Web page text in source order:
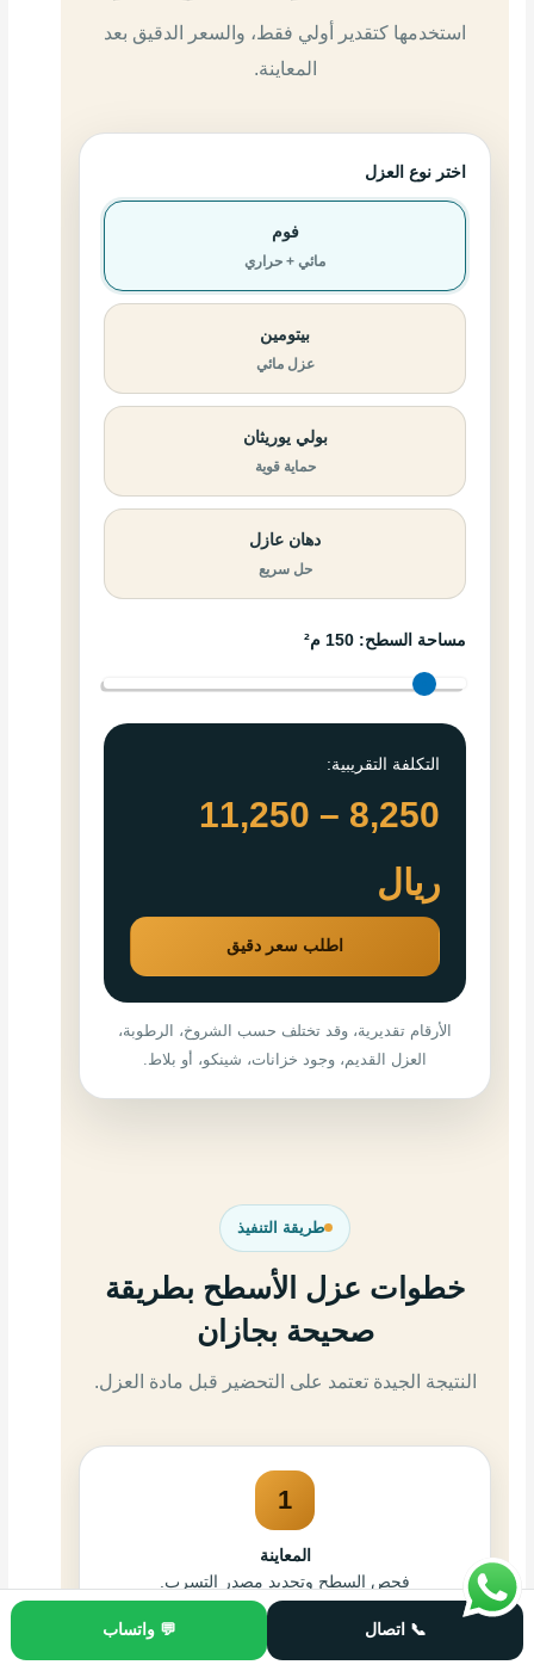
استخدمها كتقدير أولي فقط، والسعر الدقيق بعد
المعاينة.
اختر نوع العزل
فوم
مائي + حراري
بيتومين
عزل مائي
بولي يوريثان
حماية قوية
دهان عازل
حل سريع
مساحة السطح:150 م²
التكلفة التقريبية:
8,250
–
11,250
ريال
اطلب سعر دقيق
الأرقام تقديرية، وقد تختلف حسب الشروخ، الرطوبة،
العزل القديم، وجود خزانات، شينكو، أو بلاط.
طريقة التنفيذ
خطوات عزل الأسطح بطريقة
صحيحة بجازان
النتيجة الجيدة تعتمد على التحضير قبل مادة العزل.
1
المعاينة
فحص السطح وتحديد مصدر التسرب.
📞 اتصال 💬 واتساب